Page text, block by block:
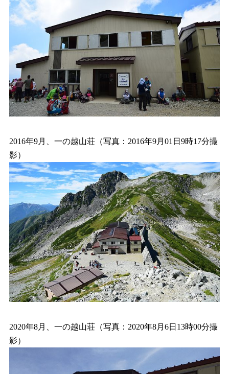
2016年9月、一の越山荘（写真：2016年9月01日9時17分撮
影）
2020年8月、一の越山荘（写真：2020年8月6日13時00分撮
影）